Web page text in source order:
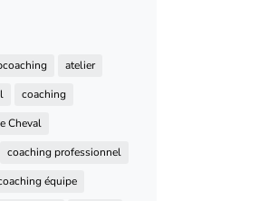
atelier
coaching
Cheval
coaching professionnel
équipe